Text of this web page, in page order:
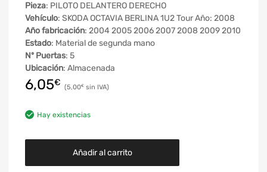
Pieza: PILOTO DELANTERO DERECHO
Vehículo: SKODA OCTAVIA BERLINA 1U2 Tour Año: 2008
Año fabricación: 2004 2005 2006 2007 2008 2009 2010
Estado: Material de segunda mano
Nº Puertas: 5
Ubicación: Almacenada
6,05€ 5,00€
Hay existencias
Añadir al carrito